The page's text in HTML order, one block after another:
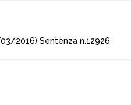
03/2016) Sentenza n.12926